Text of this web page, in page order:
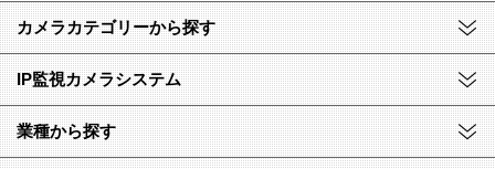
カメラカテゴリーから探す
IP監視カメラシステム
業種から探す